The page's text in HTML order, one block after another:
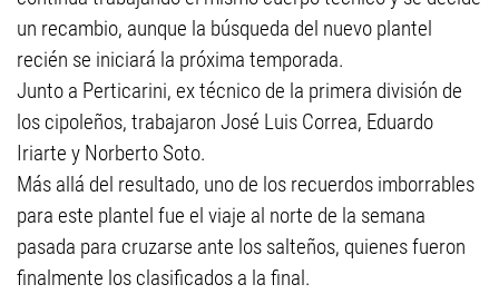
un recambio, aunque la búsqueda del nuevo plantel
recién se iniciará la próxima temporada.
Junto a Perticarini, ex técnico de la primera división de
los cipoleños, trabajaron José Luis Correa, Eduardo
Iriarte y Norberto Soto.
Más allá del resultado, uno de los recuerdos imborrables
para este plantel fue el viaje al norte de la semana
pasada para cruzarse ante los salteños, quienes fueron
finalmente los clasificados a la final.